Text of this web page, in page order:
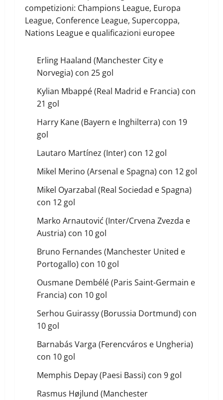
competizioni: Champions League, Europa
League, Conference League, Supercoppa,
Nations League e qualificazioni europee
Erling Haaland (Manchester City e
Norvegia) con 25 gol
Kylian Mbappé (Real Madrid e Francia) con
21 gol
Harry Kane (Bayern e Inghilterra) con 19
gol
Lautaro Martínez (Inter) con 12 gol
Mikel Merino (Arsenal e Spagna) con 12 gol
Mikel Oyarzabal (Real Sociedad e Spagna)
con 12 gol
Marko Arnautović (Inter/Crvena Zvezda e
Austria) con 10 gol
Bruno Fernandes (Manchester United e
Portogallo) con 10 gol
Ousmane Dembélé (Paris Saint-Germain e
Francia) con 10 gol
Serhou Guirassy (Borussia Dortmund) con
10 gol
Barnabás Varga (Ferencváros e Ungheria)
con 10 gol
Memphis Depay (Paesi Bassi) con 9 gol
Rasmus Højlund (Manchester